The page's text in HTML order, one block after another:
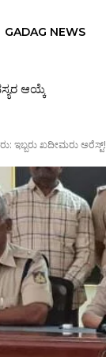
GADAG NEWS
ಇಬ್ಬರು ಖದೀಮರು ಅರೆಸ್ಟ್!